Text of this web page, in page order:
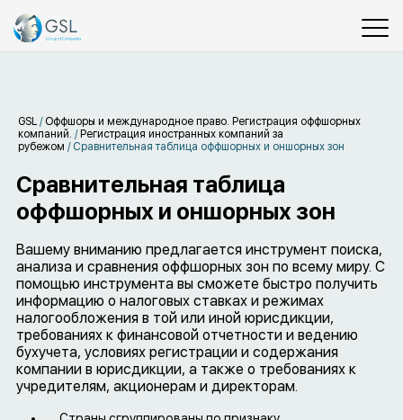
GSL / Оффшоры и международное право. Регистрация оффшорных
компаний. / Регистрация иностранных компаний за
рубежом / Сравнительная таблица оффшорных и оншорных зон
Сравнительная таблица
оффшорных и оншорных зон
Вашему вниманию предлагается инструмент поиска,
анализа и сравнения оффшорных зон по всему миру. С
помощью инструмента вы сможете быстро получить
информацию о налоговых ставках и режимах
налогообложения в той или иной юрисдикции,
требованиях к финансовой отчетности и ведению
бухучета, условиях регистрации и содержания
компании в юрисдикции, а также о требованиях к
учредителям, акционерам и директорам.